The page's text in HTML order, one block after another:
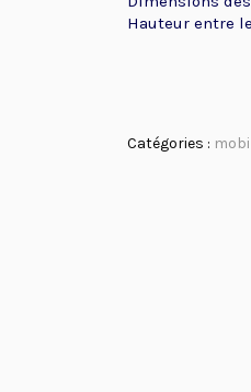
Hauteur entre
Catégories :